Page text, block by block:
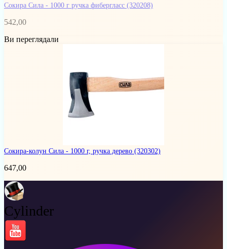
Сокира Сила - 1000 г ручка фибергласс (320208)
542,00
Ви переглядали
Сокира-колун Сила - 1000 г, ручка дерево (320302)
647,00
Cylinder